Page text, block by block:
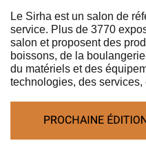
Le Sirha est un salon de
service. Plus de 3770
salon et proposent des
boissons, de la
du matériels et des
technologies, des services,